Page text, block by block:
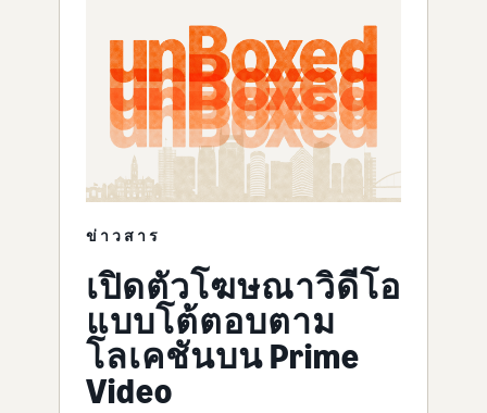
ข่าวสาร
เปิดตัวโฆษณาวิดีโอ
แบบโต้ตอบตาม
โลเคชันบน Prime
Video